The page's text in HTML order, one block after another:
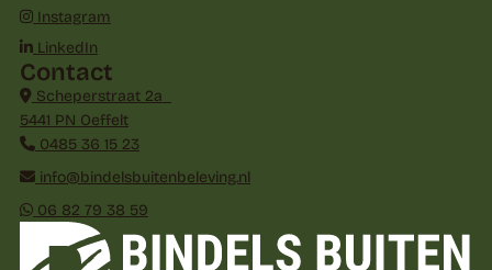
Instagram
LinkedIn
Contact
Scheperstraat 2a
5441 PN Oeffelt
0485 36 15 23
info@bindelsbuitenbeleving.nl
06 82 79 38 59